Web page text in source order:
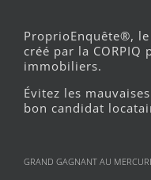
ProprioEnquête®,
créé par la
immobiliers.
Évitez les
bon candidat
GRAND GAGNANT AU